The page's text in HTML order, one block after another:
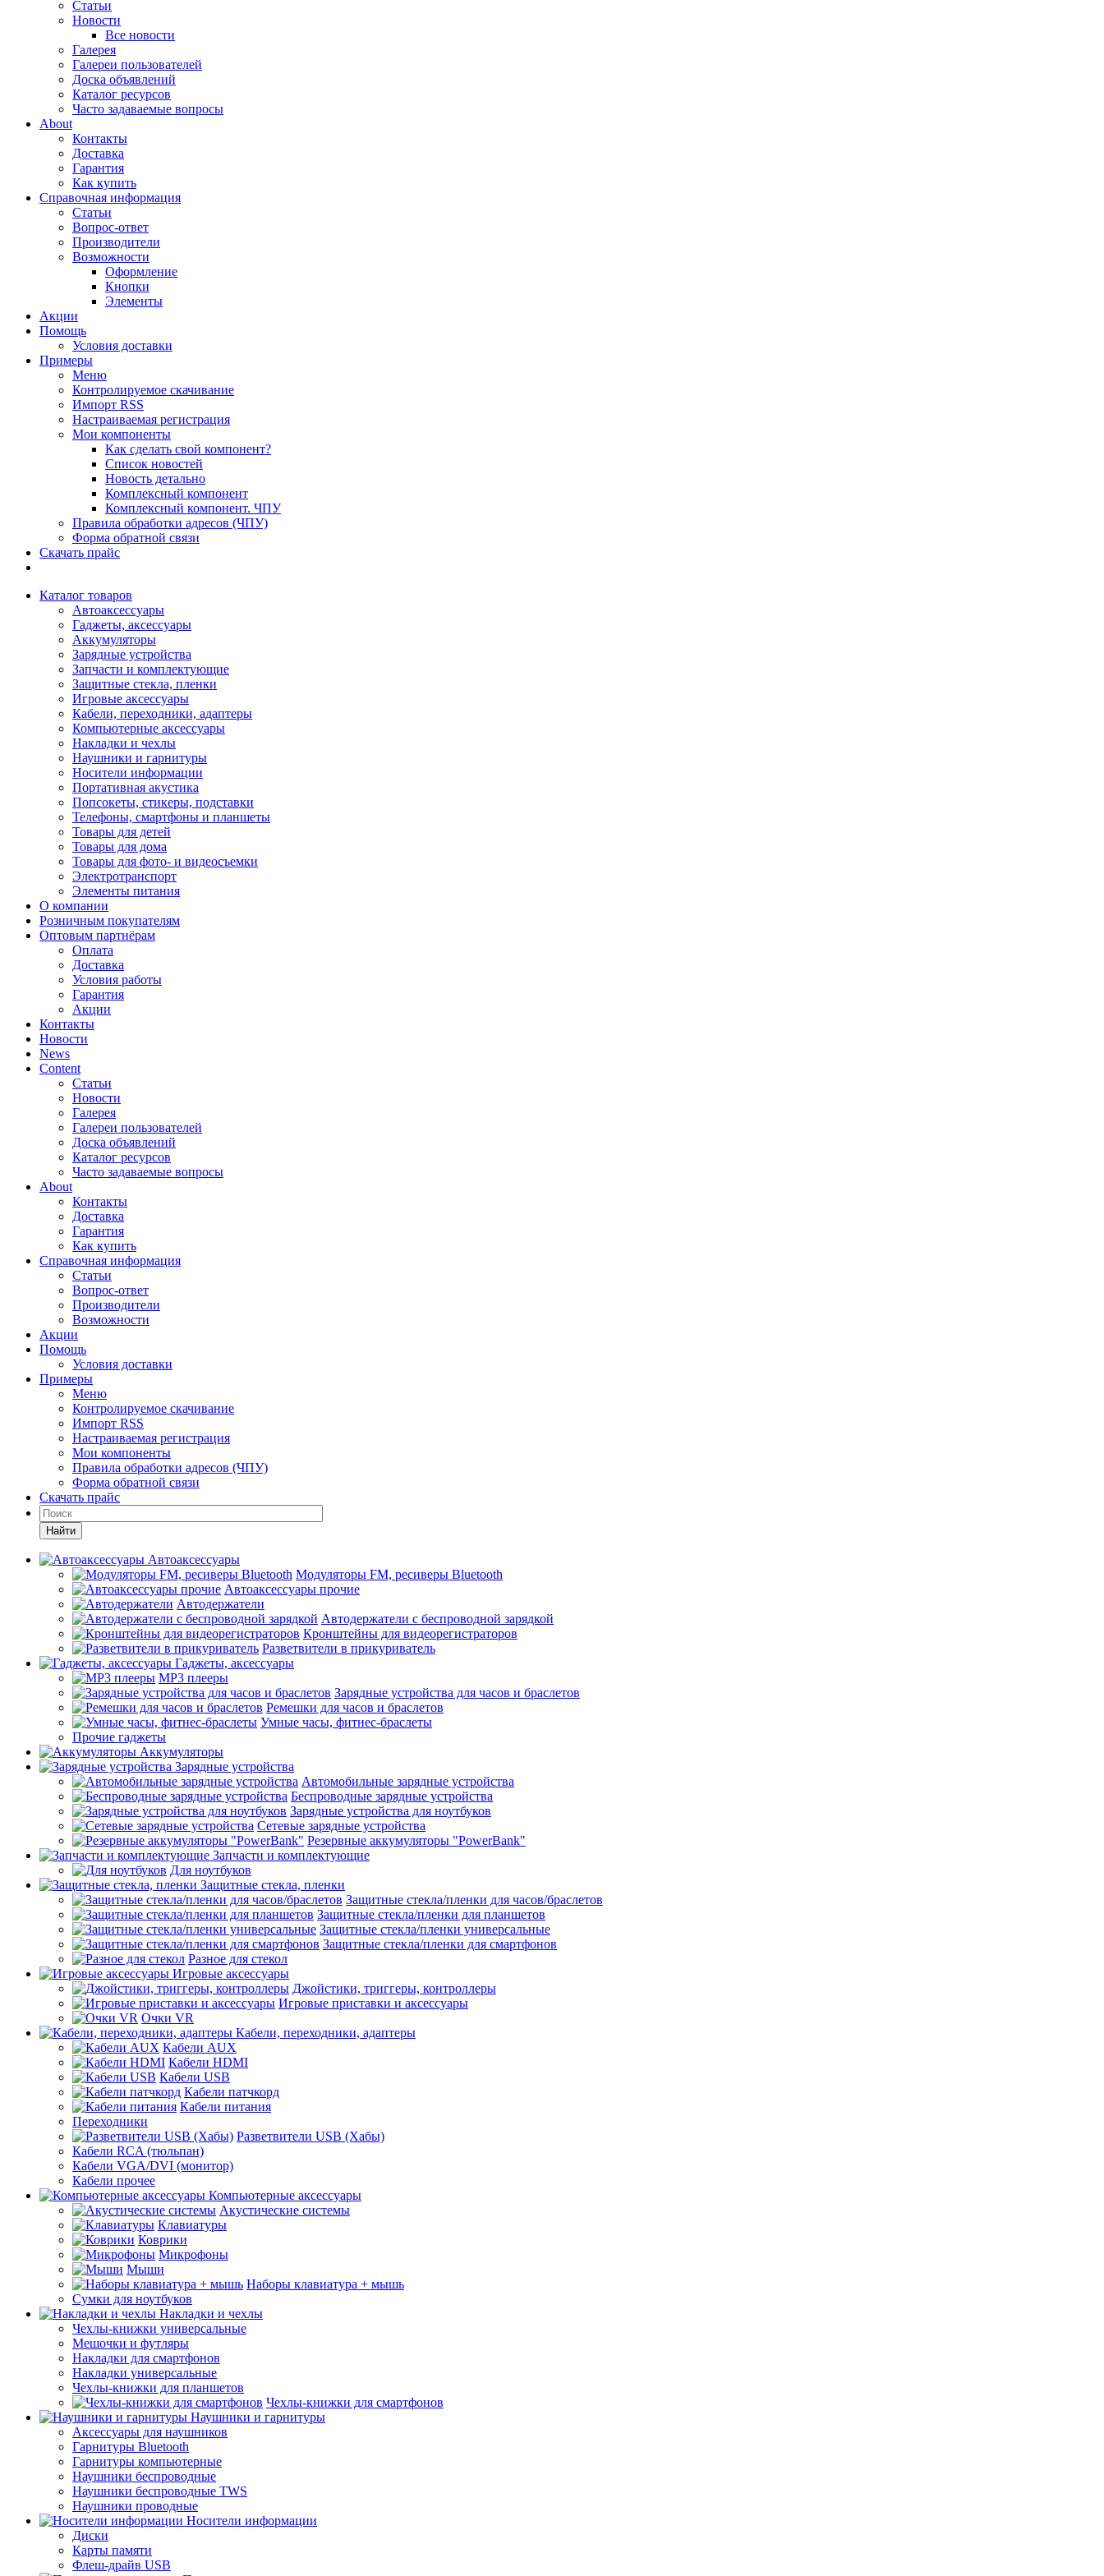
Статьи
Новости
Все новости
Галерея
Галереи пользователей
Доска объявлений
Каталог ресурсов
Часто задаваемые вопросы
About
Контакты
Доставка
Гарантия
Как купить
Справочная информация
Статьи
Вопрос-ответ
Производители
Возможности
Оформление
Кнопки
Элементы
Акции
Помощь
Условия доставки
Примеры
Меню
Контролируемое скачивание
Импорт RSS
Настраиваемая регистрация
Мои компоненты
Как сделать свой компонент?
Список новостей
Новость детально
Комплексный компонент
Комплексный компонент. ЧПУ
Правила обработки адресов (ЧПУ)
Форма обратной связи
Скачать прайс
Каталог товаров
Автоаксессуары
Гаджеты, аксессуары
Аккумуляторы
Зарядные устройства
Запчасти и комплектующие
Защитные стекла, пленки
Игровые аксессуары
Кабели, переходники, адаптеры
Компьютерные аксессуары
Накладки и чехлы
Наушники и гарнитуры
Носители информации
Портативная акустика
Попсокеты, стикеры, подставки
Телефоны, смартфоны и планшеты
Товары для детей
Товары для дома
Товары для фото- и видеосъемки
Электротранспорт
Элементы питания
О компании
Розничным покупателям
Оптовым партнёрам
Оплата
Доставка
Условия работы
Гарантия
Акции
Контакты
Новости
News
Content
Статьи
Новости
Галерея
Галереи пользователей
Доска объявлений
Каталог ресурсов
Часто задаваемые вопросы
About
Контакты
Доставка
Гарантия
Как купить
Справочная информация
Статьи
Вопрос-ответ
Производители
Возможности
Акции
Помощь
Условия доставки
Примеры
Меню
Контролируемое скачивание
Импорт RSS
Настраиваемая регистрация
Мои компоненты
Правила обработки адресов (ЧПУ)
Форма обратной связи
Скачать прайс
Найти
Автоаксессуары
Модуляторы FM, ресиверы Bluetooth
Автоаксессуары прочие
Автодержатели
Автодержатели с беспроводной зарядкой
Кронштейны для видеорегистраторов
Разветвители в прикуриватель
Гаджеты, аксессуары
MP3 плееры
Зарядные устройства для часов и браслетов
Ремешки для часов и браслетов
Умные часы, фитнес-браслеты
Прочие гаджеты
Аккумуляторы
Зарядные устройства
Автомобильные зарядные устройства
Беспроводные зарядные устройства
Зарядные устройства для ноутбуков
Сетевые зарядные устройства
Резервные аккумуляторы "PowerBank"
Запчасти и комплектующие
Для ноутбуков
Защитные стекла, пленки
Защитные стекла/пленки для часов/браслетов
Защитные стекла/пленки для планшетов
Защитные стекла/пленки универсальные
Защитные стекла/пленки для смартфонов
Разное для стекол
Игровые аксессуары
Джойстики, триггеры, контроллеры
Игровые приставки и аксессуары
Очки VR
Кабели, переходники, адаптеры
Кабели AUX
Кабели HDMI
Кабели USB
Кабели патчкорд
Кабели питания
Переходники
Разветвители USB (Хабы)
Кабели RCA (тюльпан)
Кабели VGA/DVI (монитор)
Кабели прочее
Компьютерные аксессуары
Акустические системы
Клавиатуры
Коврики
Микрофоны
Мыши
Наборы клавиатура + мышь
Сумки для ноутбуков
Накладки и чехлы
Чехлы-книжки универсальные
Мешочки и футляры
Накладки для смартфонов
Накладки универсальные
Чехлы-книжки для планшетов
Чехлы-книжки для смартфонов
Наушники и гарнитуры
Аксессуары для наушников
Гарнитуры Bluetooth
Гарнитуры компьютерные
Наушники беспроводные
Наушники беспроводные TWS
Наушники проводные
Носители информации
Диски
Карты памяти
Флеш-драйв USB